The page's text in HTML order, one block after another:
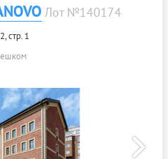
Лот №140174
стр. 1